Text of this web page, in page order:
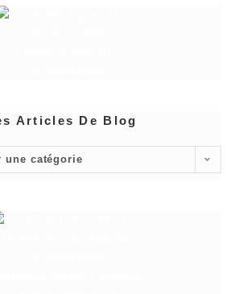
Articles De Blog
une catégorie